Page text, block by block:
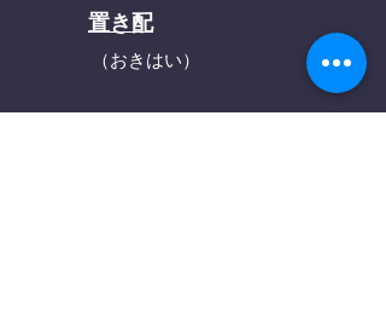
置き配
（おきはい）